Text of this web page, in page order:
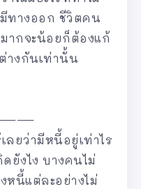
ทางออก ชีวิตคน
ากจะน้อยก็ต้องแก้
างกันเท่านั้น
ลยว่ามีหนี้อยู่เท่าไร
ยังไง บางคนไม่
หนี้แต่ละอย่างไม่